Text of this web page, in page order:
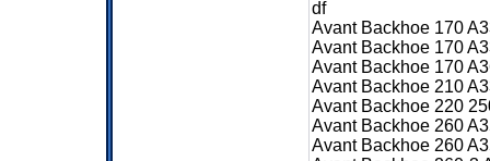
df
Avant Backhoe 170
Avant Backhoe 170
Avant Backhoe 170
Avant Backhoe 210
Avant Backhoe 220
Avant Backhoe 260
Avant Backhoe 260